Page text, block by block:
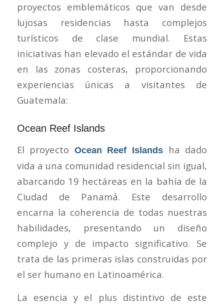
proyectos emblemáticos que van desde
lujosas residencias hasta complejos
turísticos de clase mundial. Estas
iniciativas han elevado el estándar de vida
en las zonas costeras, proporcionando
experiencias únicas a visitantes de
Guatemala:
Ocean Reef Islands
El proyecto Ocean Reef Islands
ha dado
vida a una comunidad residencial sin igual,
abarcando 19 hectáreas en la bahía de la
Ciudad de Panamá. Este desarrollo
encarna la coherencia de todas nuestras
habilidades, presentando un diseño
complejo y de impacto significativo. Se
trata de las primeras islas construidas por
el ser humano en Latinoamérica.
La esencia y el plus distintivo de este